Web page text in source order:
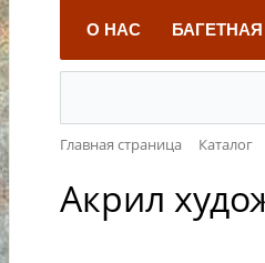
О НАС
Главная страница Каталог
Акрил